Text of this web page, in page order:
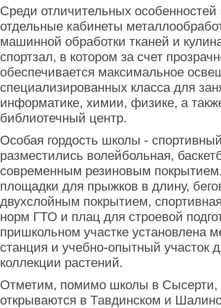
Среди отличительных
отдельные кабинеты
машинной обработки тканей и
спортзал, в котором за счет
обеспечивается максимальное
специализированных класса для
информатике, химии, физике, а
библиотечный центр.
Особая гордость школы -
разместились волейбольная,
современным резиновым
площадки для прыжков в длину,
двухслойным покрытием,
норм ГТО и плац для строевой
пришкольном участке установлена
станция и учебно-опытный участок
коллекции растений.
Отметим, помимо школы в Сысерти,
открываются в Тавдинском и